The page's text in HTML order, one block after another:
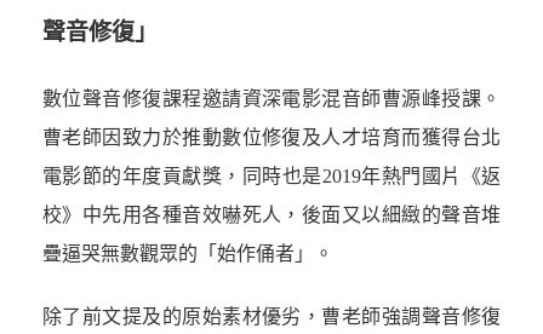
聲音修復」
數位聲音修復課程邀請資深電影混音師曹源峰授課。
曹老師因致力於推動數位修復及人才培育而獲得台北
電影節的年度貢獻獎，同時也是2019年熱門國片《返
校》中先用各種音效嚇死人，後面又以細緻的聲音堆
疊逼哭無數觀眾的「始作俑者」。
除了前文提及的原始素材優劣，曹老師強調聲音修復